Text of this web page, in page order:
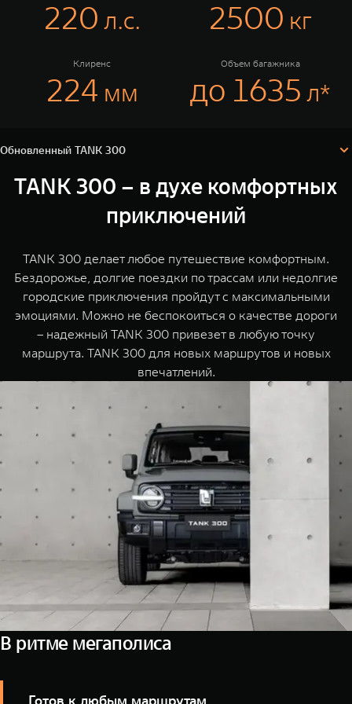
TANK 500
Веди за собой
от 6 499 000 ₽
TANK 700
от 10 199
WEY 07
Расширяя границы комфорта
WEY 05
Эстетика
Масштаб возможностей
от 6 449 000 ₽
WEY 80
Масштаб
от 8 099
TANK Финансы
TANK ФИНАНСЫ
TANK Лизинг
Сервис
Моторные масла
Цифровые сервисы TANK
220 л.c. 2500 кг
Клиренс
224 мм
Объем багажника
до 1635 л*
Обновленный TANK 300
Обновленный TANK 300
TANK 300
Аксессуары
TANK 300 – в духе комфортных
приключений
TANK 300 делает любое путешествие комфортным.
Бездорожье, долгие поездки по трассам или недолгие
городские приключения пройдут с максимальными
эмоциями. Можно не беспокоиться о качестве дороги
– надежный TANK 300 привезет в любую точку
маршрута. TANK 300 для новых маршрутов и новых
впечатлений.
В ритме мегаполиса